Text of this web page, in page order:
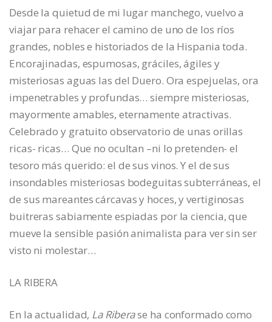
Desde la quietud de mi lugar manchego, vuelvo a
viajar para rehacer el camino de uno de los ríos
grandes, nobles e historiados de la Hispania toda.
Encorajinadas, espumosas, gráciles, ágiles y
misteriosas aguas las del Duero. Ora espejuelas, ora
impenetrables y profundas… siempre misteriosas,
mayormente amables, eternamente atractivas.
Celebrado y gratuito observatorio de unas orillas
ricas- ricas… Que no ocultan –ni lo pretenden- el
tesoro más querido: el de sus vinos. Y el de sus
insondables misteriosas bodeguitas subterráneas, el
de sus mareantes cárcavas y hoces, y vertiginosas
buitreras sabiamente espiadas por la ciencia, que
mueve la sensible pasión animalista para ver sin ser
visto ni molestar…
LA RIBERA
En la actualidad, La Riberase ha conformado como